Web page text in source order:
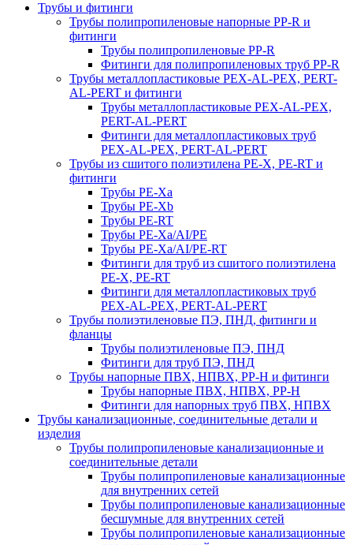
Трубы и фитинги
Трубы полипропиленовые напорные PP-R и
фитинги
Трубы полипропиленовые PP-R
Фитинги для полипропиленовых труб PP-R
Трубы металлопластиковые PEX-AL-PEX, PERT-
AL-PERT и фитинги
Трубы металлопластиковые PEX-AL-PEX,
PERT-AL-PERT
Фитинги для металлопластиковых труб
PEX-AL-PEX, PERT-AL-PERT
Трубы из сшитого полиэтилена PE-X, PE-RT и
фитинги
Трубы PE-Xa
Трубы PE-Xb
Трубы PE-RT
Трубы PE-Xa/AI/PE
Трубы PE-Xa/AI/PE-RT
Фитинги для труб из сшитого полиэтилена
PE-X, PE-RT
Фитинги для металлопластиковых труб
PEX-AL-PEX, PERT-AL-PERT
Трубы полиэтиленовые ПЭ, ПНД, фитинги и
фланцы
Трубы полиэтиленовые ПЭ, ПНД
Фитинги для труб ПЭ, ПНД
Трубы напорные ПВХ, НПВХ, PP-H и фитинги
Трубы напорные ПВХ, НПВХ, PP-H
Фитинги для напорных труб ПВХ, НПВХ
Трубы канализационные, соединительные детали и
изделия
Трубы полипропиленовые канализационные и
соединительные детали
Трубы полипропиленовые канализационные
для внутренних сетей
Трубы полипропиленовые канализационные
бесшумные для внутренних сетей
Трубы полипропиленовые канализационные